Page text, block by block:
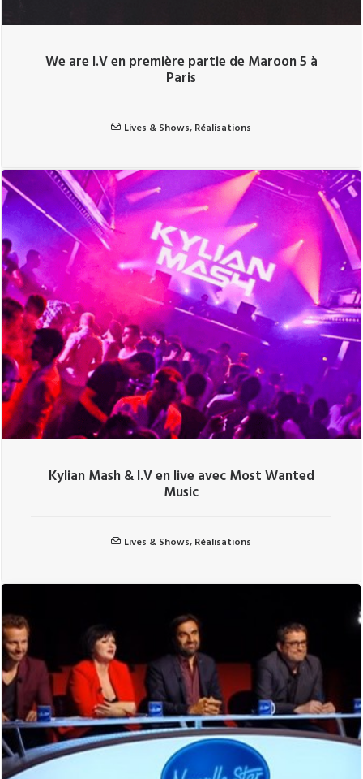
We are I.V en première partie de Maroon 5 à
Paris
Lives & Shows, Réalisations
Kylian Mash & I.V en live avec Most Wanted
Music
Lives & Shows, Réalisations